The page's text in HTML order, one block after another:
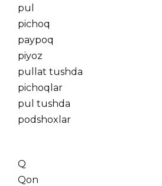
pul
pichoq
paypoq
piyoz
pullat tushda
pichoqlar
pul tushda
podshoxlar
Q
Qon